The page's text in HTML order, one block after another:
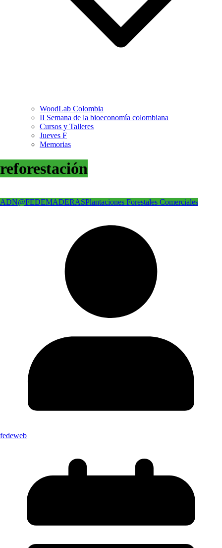
WoodLab Colombia
II Semana de la bioeconomía colombiana
Cursos y Talleres
Jueves F
Memorias
reforestación
ADN@FEDEMADERASPlantaciones Forestales Comerciales
fedeweb